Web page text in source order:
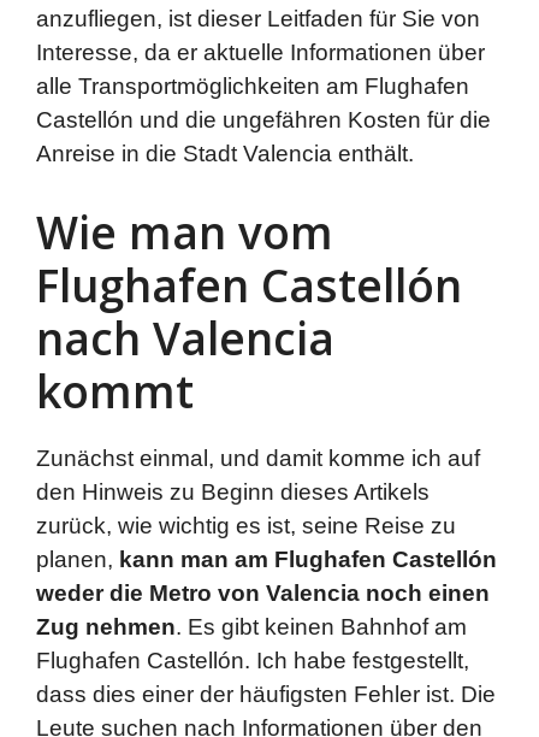
anzufliegen, ist dieser Leitfaden für Sie von
Interesse, da er aktuelle Informationen über
alle Transportmöglichkeiten am Flughafen
Castellón und die ungefähren Kosten für die
Anreise in die Stadt Valencia enthält.
Wie man vom
Flughafen Castellón
nach Valencia
kommt
Zunächst einmal, und damit komme ich auf
den Hinweis zu Beginn dieses Artikels
zurück, wie wichtig es ist, seine Reise zu
planen, kann man am Flughafen Castellón
weder die Metro von Valencia noch einen
Zug nehmen. Es gibt keinen Bahnhof am
Flughafen Castellón. Ich habe festgestellt,
dass dies einer der häufigsten Fehler ist. Die
Leute suchen nach Informationen über den